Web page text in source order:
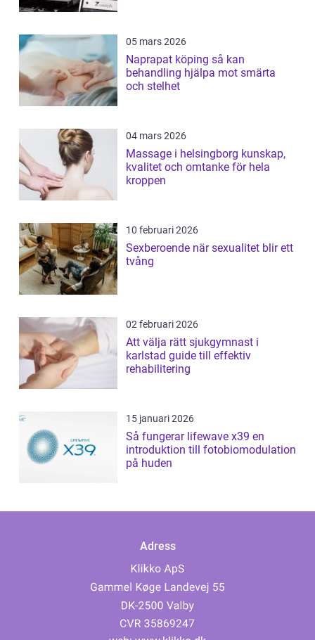
05 mars 2026
Naprapat köping så kan
behandling hjälpa mot smärta
och stelhet
04 mars 2026
Massage i helsingborg kunskap,
kvalitet och omtanke för hela
kroppen
10 februari 2026
Sexberoende när sexualitet blir ett
tvång
02 februari 2026
Att välja rätt sjukgymnast i
karlstad guide till effektiv
rehabilitering
15 januari 2026
Så fungerar lifewave x39 en
introduktion till fotobiomodulation
på huden
Adress